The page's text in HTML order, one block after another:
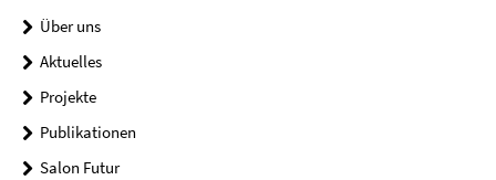
Über uns
Aktuelles
Projekte
Publikationen
Salon Futur